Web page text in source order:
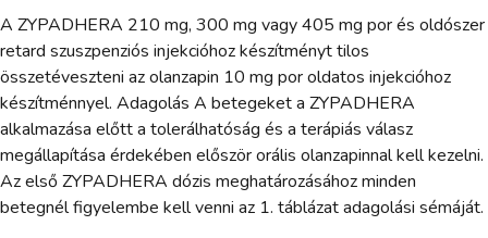
A ZYPADHERA 210 mg, 300 mg vagy 405 mg por és oldószer
retard szuszpenziós injekcióhoz készítményt tilos
összetéveszteni az olanzapin 10 mg por oldatos injekcióhoz
készítménnyel. Adagolás A betegeket a ZYPADHERA
alkalmazása előtt a tolerálhatóság és a terápiás válasz
megállapítása érdekében először orális olanzapinnal kell kezelni.
Az első ZYPADHERA dózis meghatározásához minden
betegnél figyelembe kell venni az 1. táblázat adagolási sémáját.